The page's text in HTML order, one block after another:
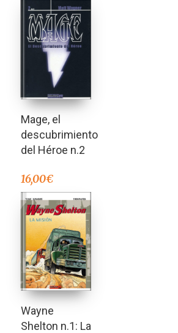
Mage, el
descubrimiento
del Héroe n.2
16,00€
Wayne
Shelton n.1: La